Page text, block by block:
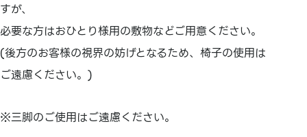
すが、
必要な方はおひとり様用の敷物などご用意ください。
(後方のお客様の視界の妨げとなるため、椅子の使用は
ご遠慮ください。)
※三脚のご使用はご遠慮ください。